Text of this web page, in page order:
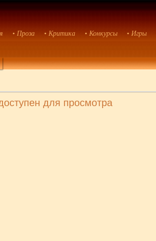
• Проза • Критика • Конкурсы • Игры
для просмотра